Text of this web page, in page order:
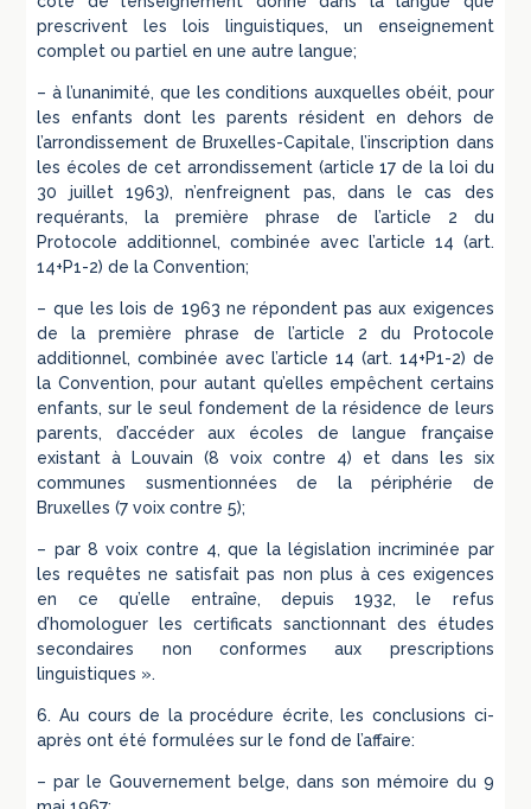
prescrivent les lois linguistiques, un enseignement
complet ou partiel en une autre langue;
– à l’unanimité, que les conditions auxquelles obéit, pour
les enfants dont les parents résident en dehors de
l’arrondissement de Bruxelles-Capitale, l’inscription dans
les écoles de cet arrondissement (article 17 de la loi du
30 juillet 1963), n’enfreignent pas, dans le cas des
requérants, la première phrase de l’article 2 du
Protocole additionnel, combinée avec l’article 14 (art.
14+P1-2) de la Convention;
– que les lois de 1963 ne répondent pas aux exigences
de la première phrase de l’article 2 du Protocole
additionnel, combinée avec l’article 14 (art. 14+P1-2) de
la Convention, pour autant qu’elles empêchent certains
enfants, sur le seul fondement de la résidence de leurs
parents, d’accéder aux écoles de langue française
existant à Louvain (8 voix contre 4) et dans les six
communes susmentionnées de la périphérie de
Bruxelles (7 voix contre 5);
– par 8 voix contre 4, que la législation incriminée par
les requêtes ne satisfait pas non plus à ces exigences
en ce qu’elle entraîne, depuis 1932, le refus
d’homologuer les certificats sanctionnant des études
secondaires non conformes aux prescriptions
linguistiques ».
6. Au cours de la procédure écrite, les conclusions ci-
après ont été formulées sur le fond de l’affaire:
– par le Gouvernement belge, dans son mémoire du 9